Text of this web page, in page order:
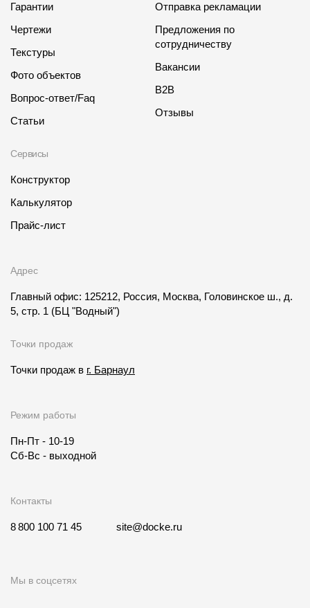
Гарантии
Чертежи
Текстуры
Фото объектов
Вопрос-ответ/Faq
Статьи
Сервисы
Конструктор
Калькулятор
Прайс-лист
Отправка рекламации
Предложения по
сотрудничеству
Вакансии
B2B
Отзывы
Адрес
Главный офис: 125212, Россия, Москва, Головинское ш., д.
5, стр. 1 (БЦ "Водный")
Точки продаж
Точки продаж в г. Барнаул
Режим работы
Пн-Пт - 10-19
Сб-Вс - выходной
Контакты
8 800 100 71 45 site@docke.ru
Мы в соцсетях